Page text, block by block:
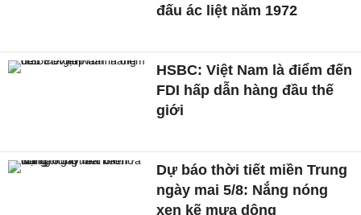
đấu ác liệt năm 1972
HSBC: Việt Nam là điểm đến
FDI hấp dẫn hàng đầu thế
giới
Dự báo thời tiết miền Trung
ngày mai 5/8: Nắng nóng
xen kẽ mưa dông